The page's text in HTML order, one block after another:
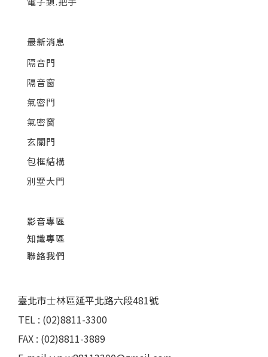
最新消息
隔音門
隔音窗
氣密門
氣密窗
玄關門
包框結構
別墅大門
影音專區
知識專區
聯絡我們
臺北市士林區延平北路六段481號
TEL : (02)8811-3300
FAX : (02)8811-3889